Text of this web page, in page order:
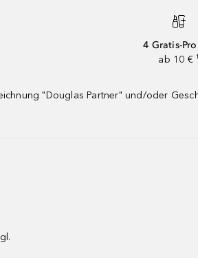
4 Gratis-
ab 10 € ¹
"Douglas Partner" und/oder